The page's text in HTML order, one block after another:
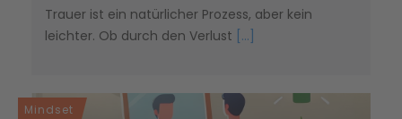
Trauer ist ein natürlicher Prozess, aber kein
leichter. Ob durch den Verlust [...]
Mindset